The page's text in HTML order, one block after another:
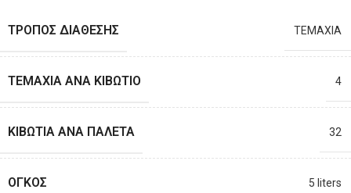
ΤΡΌΠΟΣ ΔΙΆΘΕΣΗΣ ΤΕΜΑΧΙΑ
ΤΕΜΆΧΙΑ ΑΝΆ ΚΙΒΏΤΙΟ 4
ΚΙΒΏΤΙΑ ΑΝΆ ΠΑΛΈΤΑ 32
ΟΓΚΟΣ 5 liters